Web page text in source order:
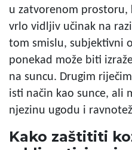
u zatvorenom prostoru,
vrlo vidljiv učinak na
tom smislu, subjektivni
ponekad može biti
na suncu. Drugim
isti način kao sunce, ali
njezinu ugodu i
Kako zaštititi